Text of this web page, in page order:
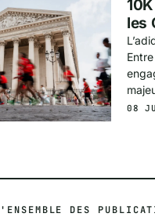
les
08
DES